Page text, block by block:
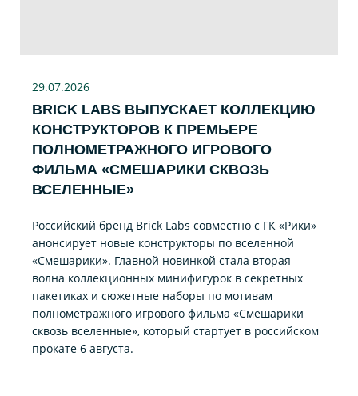
29.07.2026
BRICK LABS ВЫПУСКАЕТ КОЛЛЕКЦИЮ
КОНСТРУКТОРОВ К ПРЕМЬЕРЕ
ПОЛНОМЕТРАЖНОГО ИГРОВОГО
ФИЛЬМА «CМЕШАРИКИ СКВОЗЬ
ВСЕЛЕННЫЕ»
Российский бренд Brick Labs совместно с ГК «Рики»
анонсирует новые конструкторы по вселенной
«Смешарики». Главной новинкой стала вторая
волна коллекционных минифигурок в секретных
пакетиках и сюжетные наборы по мотивам
полнометражного игрового фильма «Смешарики
сквозь вселенные», который стартует в российском
прокате 6 августа.